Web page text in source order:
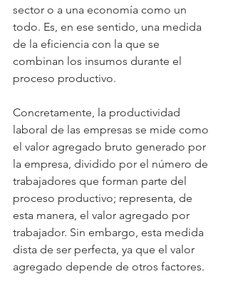
sector o a una economía como un
todo. Es, en ese sentido, una medida
de la eficiencia con la que se
combinan los insumos durante el
proceso productivo.
Concretamente, la productividad
laboral de las empresas se mide como
el valor agregado bruto generado por
la empresa, dividido por el número de
trabajadores que forman parte del
proceso productivo; representa, de
esta manera, el valor agregado por
trabajador. Sin embargo, esta medida
dista de ser perfecta, ya que el valor
agregado depende de otros factores.